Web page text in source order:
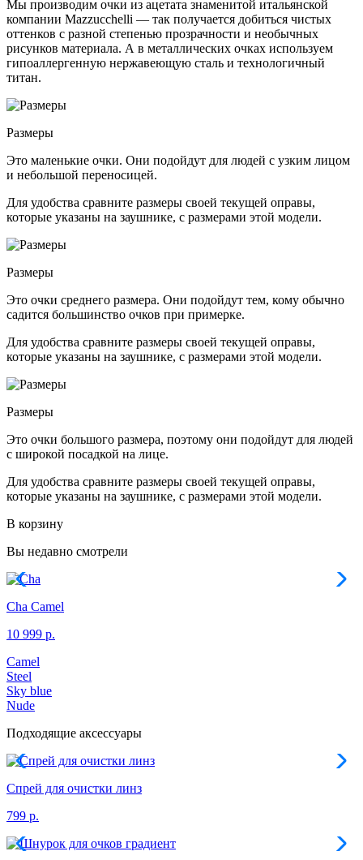
Мы производим очки из ацетата знаменитой итальянской
компании Mazzucchelli — так получается добиться чистых
оттенков с разной степенью прозрачности и необычных
рисунков материала. А в металлических очках используем
гипоаллергенную нержавеющую сталь и технологичный
титан.
Размеры
Это маленькие очки. Они подойдут для людей с узким лицом
и небольшой переносицей.
Для удобства сравните размеры своей текущей оправы,
которые указаны на заушнике, с размерами этой модели.
Размеры
Это очки среднего размера. Они подойдут тем, кому обычно
садится большинство очков при примерке.
Для удобства сравните размеры своей текущей оправы,
которые указаны на заушнике, с размерами этой модели.
Размеры
Это очки большого размера, поэтому они подойдут для людей
с широкой посадкой на лице.
Для удобства сравните размеры своей текущей оправы,
которые указаны на заушнике, с размерами этой модели.
В корзину
Вы недавно смотрели
Cha Camel
10 999 р.
Camel
Steel
Sky blue
Nude
Подходящие аксессуары
Спрей для очистки линз
799 р.